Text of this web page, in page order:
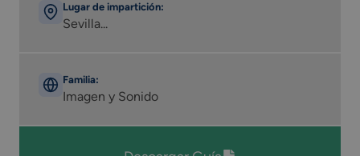
Lugar de impartición:
Sevilla...
Familia:
Imagen y Sonido